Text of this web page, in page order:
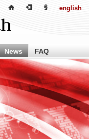
english
News
FAQ